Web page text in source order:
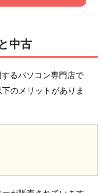
中古
るパソコン専門店で
のメリットがありま